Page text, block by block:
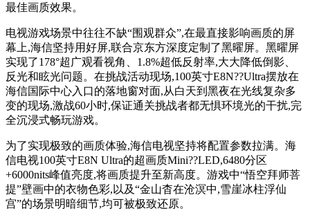
最佳画质效果。
电视游戏场景中往往不缺“围观群众”,在最直接影响画质的屏
幕上,海信坚持用好屏,联合京东方深度定制了黑曜屏。黑曜屏
实现了178°超广观看视角、1.8%超低反射率,大大降低倒影、
反光和眩光问题。在挑战活动现场,100英寸E8N??Ultra摆放在
海信国际中心入口的落地窗对面,从白天到黑夜在光线复杂多
变的现场,激战60小时,保证通关挑战者都无惧环境光的干扰,完
全沉浸式畅玩游戏。
为了实现极致的画质体验,海信电视坚持将配置参数拉满。海
信电视100英寸E8N Ultra的超画质Mini??LED,6480分区
+6000nits峰值亮度,将画质提升至新高度。游戏中“悟空拜师菩
提”壁画中的衣物色彩,以及“金山杳在沧溟中,雪崖冰柱浮仙
宫”的场景明暗细节,均可被极致还原。